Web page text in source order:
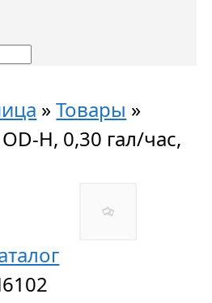
»Товары »
H, 0,30 гал/час,